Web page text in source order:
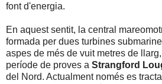
font d'energia.
En aquest sentit, la central
formada per dues turbines
aspes de més de vuit metres de
període de proves a Strangford
del Nord. Actualment només es